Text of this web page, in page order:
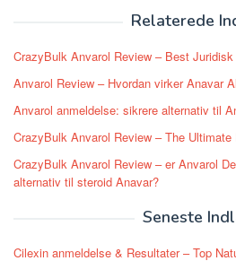
Relaterede
CrazyBulk Anvarol Review – Best
Anvarol Review – Hvordan virker Anavar
Anvarol anmeldelse: sikrere alternativ til
CrazyBulk Anvarol Review – The
CrazyBulk Anvarol Review – er Anvarol
alternativ til steroid Anavar?
Seneste
Cilexin anmeldelse & Resultater – Top